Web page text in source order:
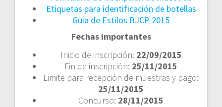
Etiquetas para identificación de botellas
Guia de Estilos BJCP 2015
Fechas Importantes
Inicio de inscripción: 22/09/2015
Fin de inscripción: 25/11/2015
Limite para recepción de muestras y pago:
25/11/2015
Concurso: 28/11/2015